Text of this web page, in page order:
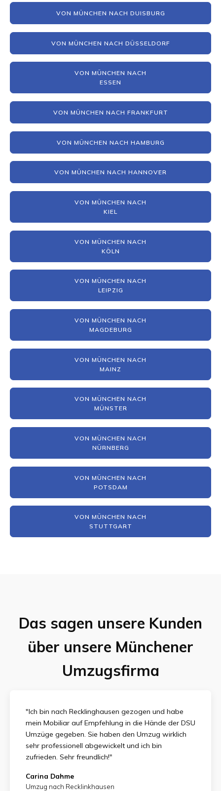
VON MÜNCHEN NACH DUISBURG
VON MÜNCHEN NACH DÜSSELDORF
VON MÜNCHEN NACH
ESSEN
VON MÜNCHEN NACH FRANKFURT
VON MÜNCHEN NACH HAMBURG
VON MÜNCHEN NACH HANNOVER
VON MÜNCHEN NACH
KIEL
VON MÜNCHEN NACH
KÖLN
VON MÜNCHEN NACH
LEIPZIG
VON MÜNCHEN NACH
MAGDEBURG
VON MÜNCHEN NACH
MAINZ
VON MÜNCHEN NACH
MÜNSTER
VON MÜNCHEN NACH
NÜRNBERG
VON MÜNCHEN NACH
POTSDAM
VON MÜNCHEN NACH
STUTTGART
Das sagen unsere Kunden
über unsere Münchener
Umzugsfirma
"Ich bin nach Recklinghausen gezogen und habe
mein Mobiliar auf Empfehlung in die Hände der DSU
Umzüge gegeben. Sie haben den Umzug wirklich
sehr professionell abgewickelt und ich bin
zufrieden. Sehr freundlich!"
Carina Dahme
Umzug nach Recklinkhausen